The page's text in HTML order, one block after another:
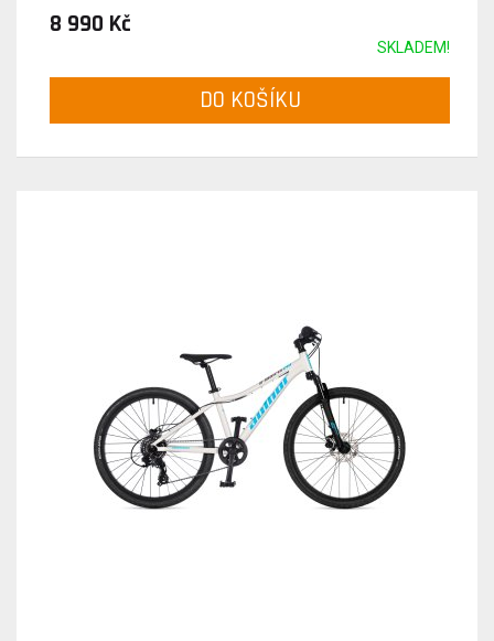
8 990 Kč
SKLADEM!
DO KOŠÍKU